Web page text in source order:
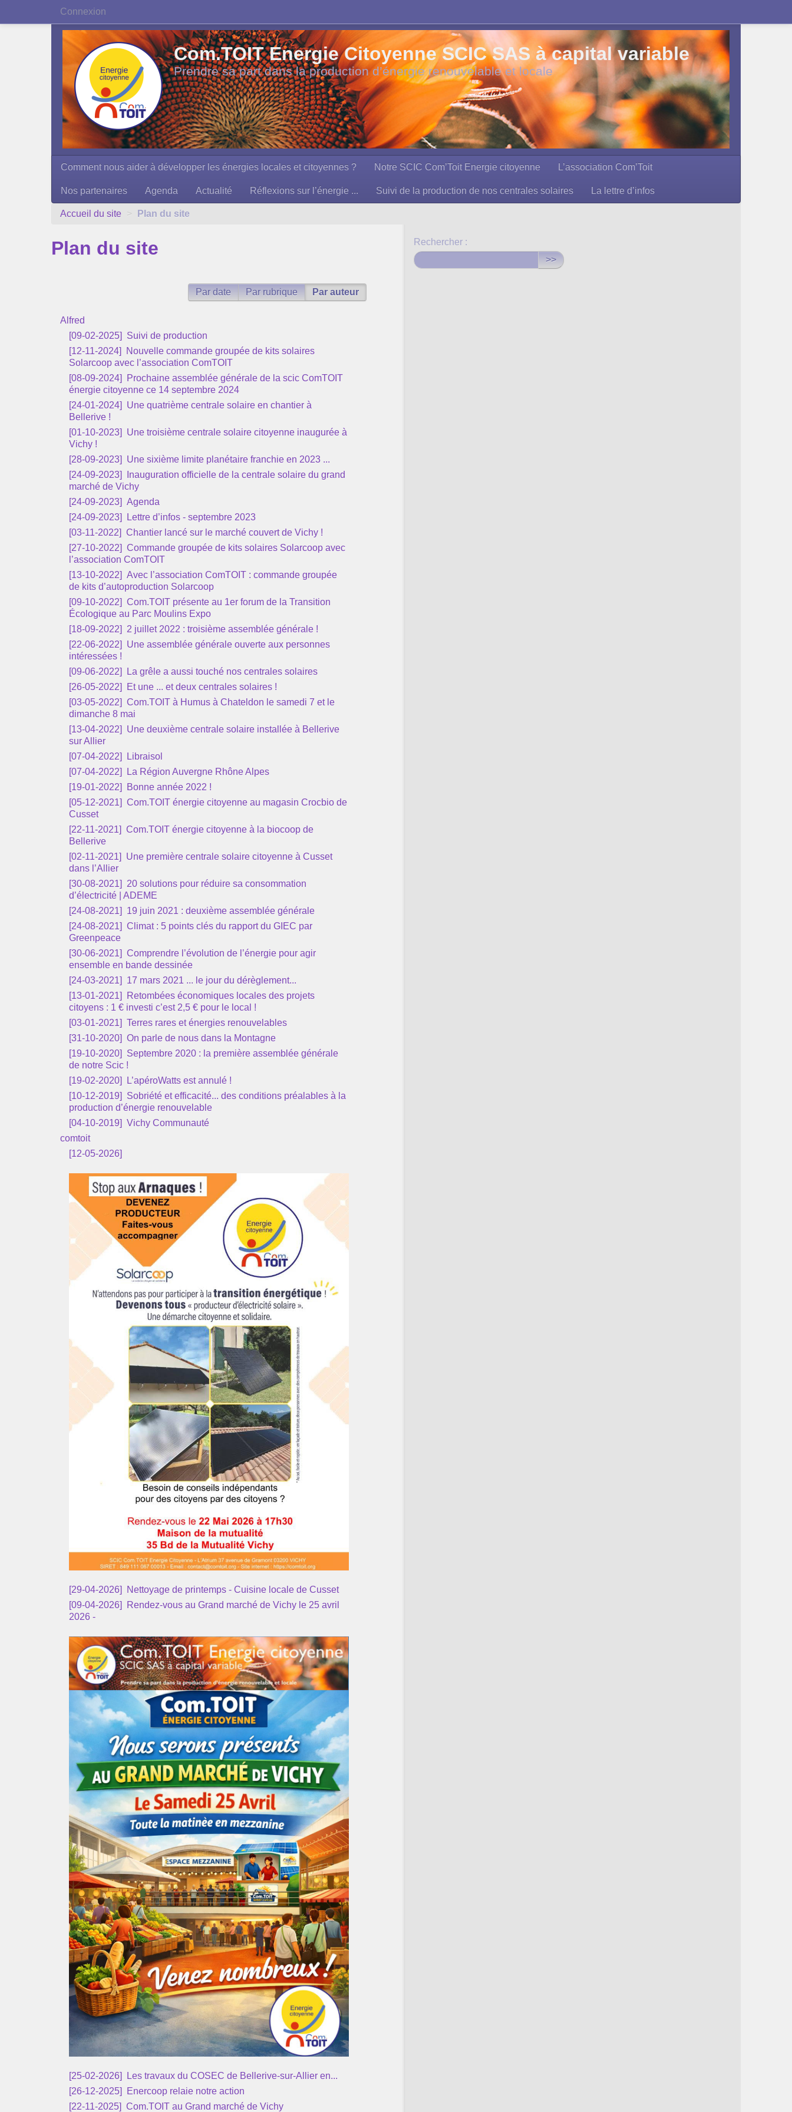
Com.TOIT Energie Citoyenne SCIC SAS à capital variable
Prendre sa part dans la production d’énergie renouvelable et locale
Comment nous aider à développer les énergies locales et citoyennes ? Notre SCIC Com’Toit Energie citoyenne L’association Com’Toit
Nos partenaires Agenda Actualité Réflexions sur l’énergie ... Suivi de la production de nos centrales solaires La lettre d’infos
Accueil du site > Plan du site
Plan du site
Par date Par rubrique Par auteur
Alfred
[09-02-2025]
Suivi de production
[12-11-2024]
Nouvelle commande groupée de kits solaires
Solarcoop avec l’association ComTOIT
[08-09-2024]
Prochaine assemblée générale de la scic ComTOIT
énergie citoyenne ce 14 septembre 2024
[24-01-2024]
Une quatrième centrale solaire en chantier à
Bellerive !
[01-10-2023]
Une troisième centrale solaire citoyenne inaugurée à
Vichy !
[28-09-2023]
Une sixième limite planétaire franchie en 2023 ...
[24-09-2023]
Inauguration officielle de la centrale solaire du grand
marché de Vichy
[24-09-2023] Agenda
[24-09-2023]
Lettre d’infos - septembre 2023
[03-11-2022] Chantier lancé sur le marché couvert de Vichy !
[27-10-2022] Commande groupée de kits solaires Solarcoop avec
l’association ComTOIT
[13-10-2022] Avec l’association ComTOIT : commande groupée
de kits d’autoproduction Solarcoop
[09-10-2022] Com.TOIT présente au 1er forum de la Transition
Écologique au Parc Moulins Expo
[18-09-2022]
2 juillet 2022 : troisième assemblée générale !
[22-06-2022]
Une assemblée générale ouverte aux personnes
intéressées !
[09-06-2022]
La grêle a aussi touché nos centrales solaires
[26-05-2022]
Et une ... et deux centrales solaires !
[03-05-2022] Com.TOIT à Humus à Chateldon le samedi 7 et le
dimanche 8 mai
[13-04-2022]
Une deuxième centrale solaire installée à Bellerive
sur Allier
[07-04-2022]
Libraisol
[07-04-2022]
La Région Auvergne Rhône Alpes
[19-01-2022]
Bonne année 2022 !
[05-12-2021] Com.TOIT énergie citoyenne au magasin Crocbio de
Cusset
[22-11-2021] Com.TOIT énergie citoyenne à la biocoop de
Bellerive
[02-11-2021]
Une première centrale solaire citoyenne à Cusset
dans l’Allier
[30-08-2021]
20 solutions pour réduire sa consommation
d’électricité | ADEME
[24-08-2021]
19 juin 2021 : deuxième assemblée générale
[24-08-2021] Climat : 5 points clés du rapport du GIEC par
Greenpeace
[30-06-2021] Comprendre l’évolution de l’énergie pour agir
ensemble en bande dessinée
[24-03-2021]
17 mars 2021 ... le jour du dérèglement...
[13-01-2021]
Retombées économiques locales des projets
citoyens : 1 € investi c’est 2,5 € pour le local !
[03-01-2021] Terres rares et énergies renouvelables
[31-10-2020] On parle de nous dans la Montagne
[19-10-2020]
Septembre 2020 : la première assemblée générale
de notre Scic !
[19-02-2020]
L’apéroWatts est annulé !
[10-12-2019]
Sobriété et efficacité... des conditions préalables à la
production d’énergie renouvelable
[04-10-2019] Vichy Communauté
comtoit
[12-05-2026]
[29-04-2026]
Nettoyage de printemps - Cuisine locale de Cusset
[09-04-2026]
Rendez-vous au Grand marché de Vichy le 25 avril
2026 -
[25-02-2026]
Les travaux du COSEC de Bellerive-sur-Allier en...
[26-12-2025]
Enercoop relaie notre action
[22-11-2025] Com.TOIT au Grand marché de Vichy
Rechercher :
>>
Connexion